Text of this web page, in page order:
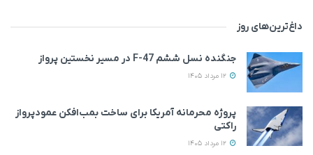
داغ‌ترین‌های روز
جنگنده نسل ششم F-47 در مسیر نخستین پرواز
پروژه محرمانه آمریکا برای ساخت بمب‌افکن عمودپرواز
راکتی